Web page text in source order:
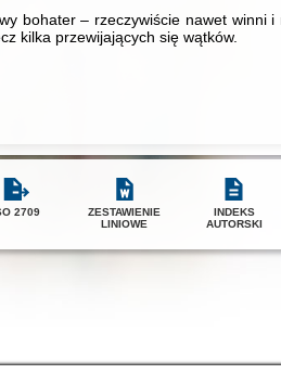
bohater – rzeczywiście nawet
kilka przewijających się wątków.
2709
ZESTAWIENIE
LINIOWE
INDEKS
AUTORSKI